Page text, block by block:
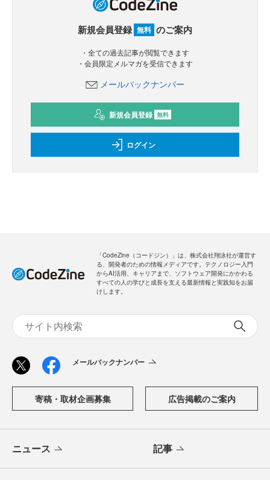
新規会員登録 無料 のご案内
・全ての過去記事が閲覧できます
・会員限定メルマガを受信できます
メールバックナンバー
新規会員登録 無料
ログイン
「CodeZine（コードジン）」は、株式会社翔泳社が運営す
る、開発者のための情報メディアです。テクノロジー入門
からAI活用、キャリアまで、ソフトウェア開発にかかわる
すべての人の学びと成長を支える最新情報と実践知をお届
けします。
メールバックナンバー
寄稿・取材企画募集 広告掲載のご案内
ニュース 記事